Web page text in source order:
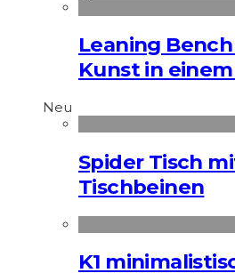
Leaning
Kunst in
Neu
Spider Tisch
Tischbeinen
K1